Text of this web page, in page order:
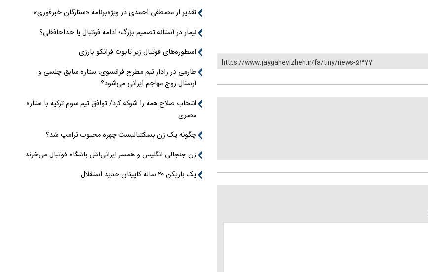
https://www.jaygahevizheh.ir/fa/tiny/news-5377
تقدیر از مصطفی احمدی در ویژه‌برنامه «ستارگان خبرفوری»
نیمار در آستانه تصمیم بزرگ؛ ادامه فوتبال یا خداحافظی؟
اسطوره‌های فوتبال زیر تابوت فرانکو بارزی
طارمی در رادار تیم مطرح فرانسوی؛ ستاره سابق چلسی و
آرسنال زوج مهاجم ایرانی می‌شود؟
انتخاب صلاح همه را شوکه کرد/ توافق تیم سوم ترکیه با ستاره
مصری
چگونه یک زن بسکتبالیست چهره محبوب ترامپ شد؟
زن جنجالی انگلیس و همسر ایرانی‌اش باشگاه فوتبال می‌خرند
یک بازیکن ۲۰ ساله کاپیتان جدید استقلال